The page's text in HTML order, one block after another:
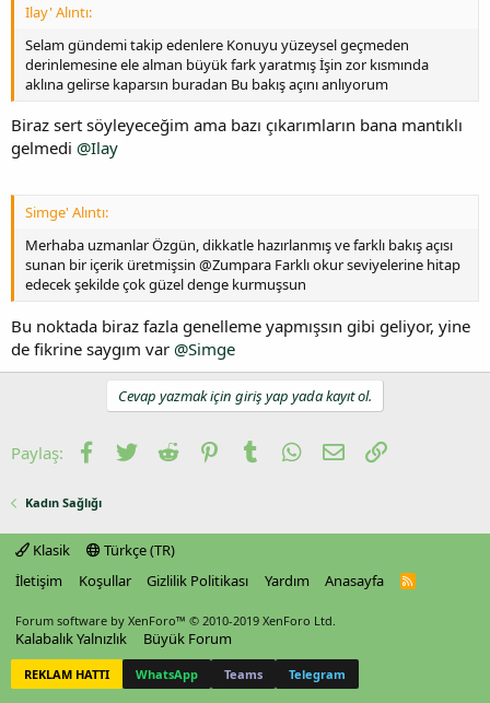
Ilay' Alıntı:
Selam gündemi takip edenlere Konuyu yüzeysel geçmeden
derinlemesine ele alman büyük fark yaratmış İşin zor kısmında
aklına gelirse kaparsın buradan Bu bakış açını anlıyorum
Biraz sert söyleyeceğim ama bazı çıkarımların bana mantıklı
gelmedi @Ilay
Simge' Alıntı:
Merhaba uzmanlar Özgün, dikkatle hazırlanmış ve farklı bakış açısı
sunan bir içerik üretmişsin @Zumpara Farklı okur seviyelerine hitap
edecek şekilde çok güzel denge kurmuşsun
Bu noktada biraz fazla genelleme yapmışsın gibi geliyor, yine
de fikrine saygım var @Simge
Cevap yazmak için giriş yap yada kayıt ol.
Paylaş: Facebook
TwitterReddit PinterestTumblrWhatsApp
E-postaLink
Kadın Sağlığı
Klasik
Türkçe (TR)
İletişim
Koşullar Gizlilik Politikası Yardım Anasayfa
R
Forum software by XenForo™ © 2010-2019 XenForo Ltd.
Kalabalık Yalnızlık Büyük Forum
REKLAM HATTI WhatsApp Teams Telegram